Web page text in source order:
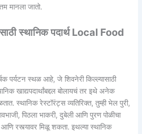
मानला जातो.
स्थानिक पदार्थ Local Food
पर्यटन स्थळ आहे, जे शिवनेरी किल्ल्यासाठी
खाद्यपदार्थांबद्दल बोलायचं तर इथे अनेक
स्थानिक रेस्टॉरंट्स व्यतिरिक्त, तुम्ही भेल पुरी,
पिठला भाकरी, दुबेली आणि पुरण पोळीचा
रस्त्यावर मिळू शकता. इथल्या स्थानिक